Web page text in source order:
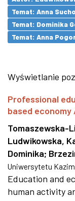
Temat: Anna
Temat: Dominika
Temat: Anna
Wyświetlanie
Professional
based
Tomaszewska-
Ludwikowska,
Dominika;
Uniwersytetu
Education and
human activity